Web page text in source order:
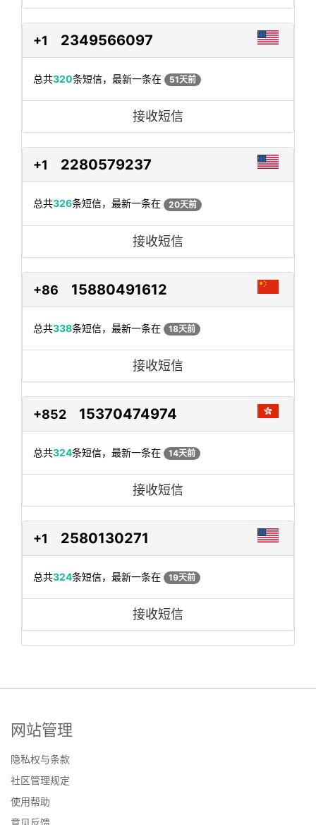
+1 2349566097
总共320条短信，最新一条在 51天前
接收短信
+1 2280579237
总共326条短信，最新一条在 20天前
接收短信
+86 15880491612
总共338条短信，最新一条在 18天前
接收短信
+852 15370474974
总共324条短信，最新一条在 14天前
接收短信
+1 2580130271
总共324条短信，最新一条在 19天前
接收短信
网站管理
隐私权与条款
社区管理规定
使用帮助